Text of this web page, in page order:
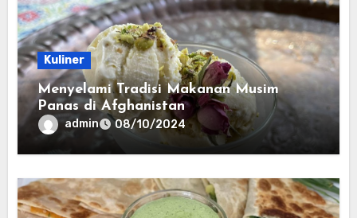
Kuliner
Menyelami Tradisi Makanan Musim
Panas di Afghanistan
admin 08/10/2024